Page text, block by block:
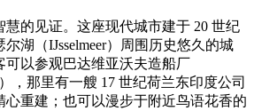
的见证。这座现代城市建于 20 世纪
湖（IJsselmeer）周围历史悠久的城
可以参观巴达维亚沃夫造船厂
），那里有一艘 17 世纪荷兰东印度公司
心重建；也可以漫步于附近鸟语花香的